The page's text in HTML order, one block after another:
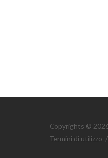
Copyrights ©
Termini di utilizzo /